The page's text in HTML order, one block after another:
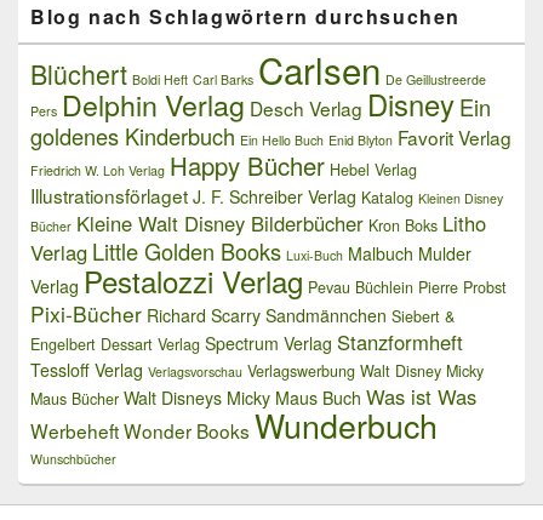
Blog nach Schlagwörtern durchsuchen
Blüchert Boldi Heft Carl Barks Carlsen De Geillustreerde
Pers Delphin Verlag Desch Verlag DisneyEin
goldenes Kinderbuch Ein Hello Buch Enid Blyton Favorit Verlag
Friedrich W. Loh Verlag Happy Bücher Hebel Verlag
Illustrationsförlaget J. F. Schreiber Verlag Katalog Kleinen Disney
Bücher Kleine Walt Disney Bilderbücher Kron Boks Litho
Verlag Little Golden Books Luxi-Buch Malbuch Mulder
Verlag Pestalozzi Verlag Pevau Büchlein Pierre Probst
Pixi-Bücher Richard Scarry Sandmännchen Siebert &
Engelbert Dessart Verlag Spectrum Verlag Stanzformheft
Tessloff Verlag Verlagsvorschau Verlagswerbung Walt Disney Micky
Maus Bücher Walt Disneys Micky Maus Buch Was ist Was
WerbeheftWonder Books Wunderbuch
Wunschbücher